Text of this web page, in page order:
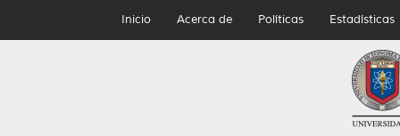
Inicio Acerca de Políticas Estadísticas